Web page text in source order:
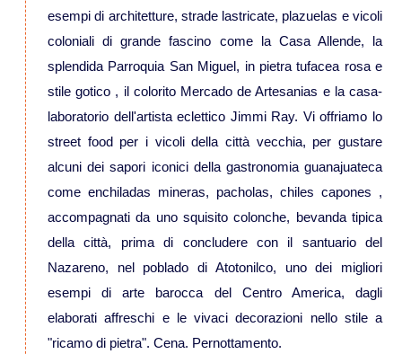
Viaggi in Norvegia Lapponia e nord
Europa
Medio Oriente
Viaggi in Arabia Saudita
Viaggi in Oman
Nord America
Viaggi in Alaska
esempi di architetture, strade lastricate, plazuelas e vicoli
coloniali di grande fascino come la Casa Allende, la
splendida Parroquia San Miguel, in pietra tufacea rosa e
stile gotico , il colorito Mercado de Artesanias e la casa-
laboratorio dell'artista eclettico Jimmi Ray. Vi offriamo lo
street food per i vicoli della città vecchia, per gustare
alcuni dei sapori iconici della gastronomia guanajuateca
come enchiladas mineras, pacholas, chiles capones ,
accompagnati da uno squisito colonche, bevanda tipica
della città, prima di concludere con il santuario del
Nazareno, nel poblado di Atotonilco, uno dei migliori
esempi di arte barocca del Centro America, dagli
elaborati affreschi e le vivaci decorazioni nello stile a
"ricamo di pietra". Cena. Pernottamento.